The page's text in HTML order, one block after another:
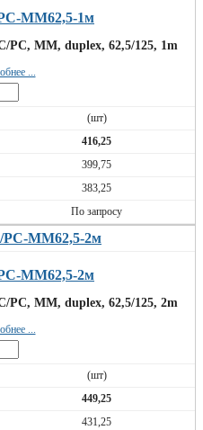
MM62,5-1м
PC, MM, duplex, 62,5/125, 1m
...
(шт)
416,25
399,75
383,25
По запросу
MM62,5-2м
PC, MM, duplex, 62,5/125, 2m
...
(шт)
449,25
431,25